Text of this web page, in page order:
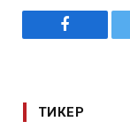
Facebook
ТИКЕР